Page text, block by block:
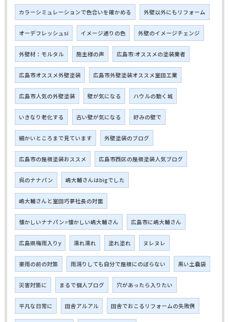
カラーシミュレーションで色合いを確かめる 外壁以外にもリフォーム
オーデフレッシュsi イメージ通りの色 外壁のイメージチェンジ
外壁材：モルタル 施主様の声 広島市:オススメの塗装業者
広島市オススメ外壁塗装 広島市外壁塗装オススメ室田工業
広島市人気の外壁塗装 壁が気になる ハウルの動く城
いきなり老化する 古い壁が気になる 好みの壁で
細かいところまで見ています 外壁塗装のブログ
広島市の屋根塗装おススメ 広島市西区の屋根塗装人気ブログ
呉のナナパン 嶋大輔さんはbigでした
嶋大輔さんと室田巧夢社長の対面
懐かしいナナパン⭐懐かしい嶋大輔さん 広島市に嶋大輔さん
広島県梅雨入りy 濡れ濡れ 塗れ塗れ ヌレヌレ
豪雨の前の対策 雨漏りしても自分で屋根にのぼらない 黒い土嚢袋
災害対策に まるで個人ブログ 穴があったら入りたい
平凡な日常に 田舎アルアル 田舎でおこるリフォームの失敗例